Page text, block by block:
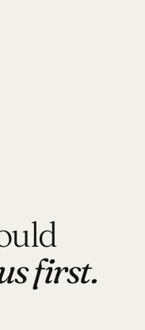
first.